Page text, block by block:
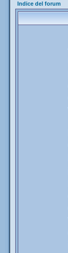
Indice del forum